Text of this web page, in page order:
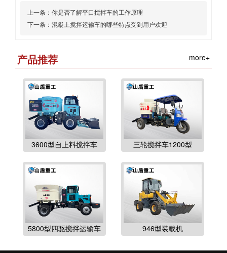
上一条： 你是否了解平口搅拌车的工作原理
下一条： 混凝土搅拌运输车的哪些特点受到用户欢迎
产品推荐 more+
3600型自上料搅拌车 三轮搅拌车1200型
5800型四驱搅拌运输车 946型装载机